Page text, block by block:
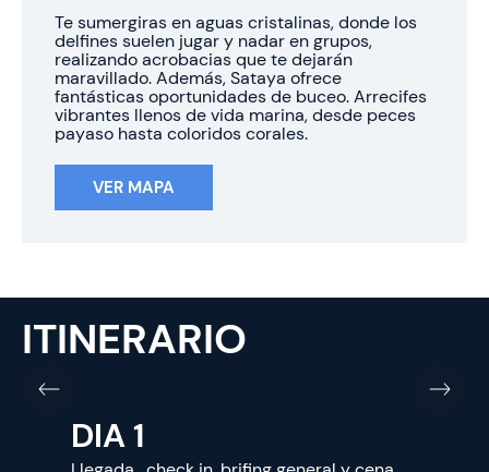
Te sumergiras en aguas cristalinas, donde los
delfines suelen jugar y nadar en grupos,
realizando acrobacias que te dejarán
maravillado. Además, Sataya ofrece
fantásticas oportunidades de buceo. Arrecifes
vibrantes llenos de vida marina, desde peces
payaso hasta coloridos corales.
VER MAPA
ITINERARIO
DIA 1